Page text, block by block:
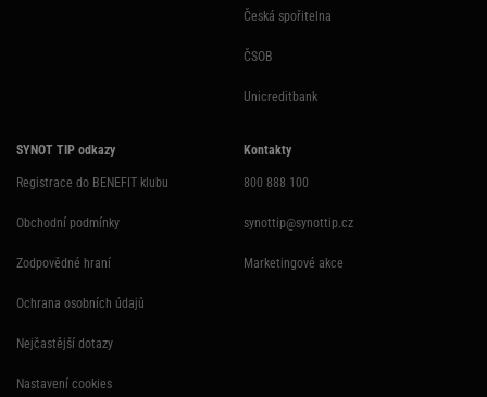
Česká spořitelna
ČSOB
Unicreditbank
SYNOT TIP odkazy
Registrace do BENEFIT klubu
Obchodní podmínky
Zodpovědné hraní
Ochrana osobních údajů
Nejčastější dotazy
Nastavení cookies
Kontakty
800 888 100
synottip@synottip.cz
Marketingové akce